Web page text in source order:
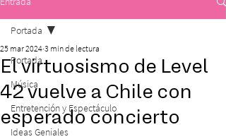
Portada
Música
Entretención y Espectáculo
Ideas Geniales
Portada
El virtuosismo de Level
42 vuelve a Chile con
esperado concierto
25 mar 2024 3 min de lectura